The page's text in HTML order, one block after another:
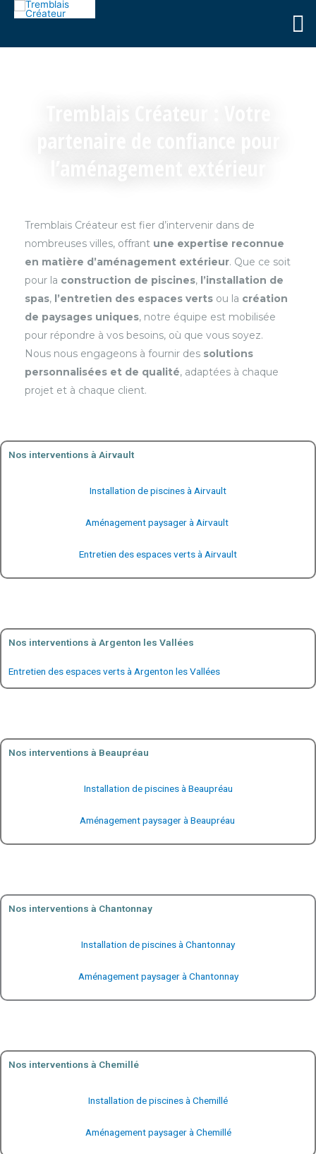
Tremblais Créateur est fier d’intervenir dans de
nombreuses villes, offrant une expertise reconnue
en matière d’aménagement extérieur. Que ce soit
pour la construction de piscines, l’installation de
spas, l’entretien des espaces verts ou la création
de paysages uniques, notre équipe est mobilisée
pour répondre à vos besoins, où que vous soyez.
Nous nous engageons à fournir des solutions
personnalisées et de qualité, adaptées à chaque
projet et à chaque client.
Nos interventions à Airvault
Installation de piscines à Airvault
Aménagement paysager à Airvault
Entretien des espaces verts à Airvault
Nos interventions à Argenton les Vallées
Entretien des espaces verts à Argenton les Vallées
Nos interventions à Beaupréau
Installation de piscines à Beaupréau
Aménagement paysager à Beaupréau
Nos interventions à Chantonnay
Installation de piscines à Chantonnay
Aménagement paysager à Chantonnay
Nos interventions à Chemillé
Installation de piscines à Chemillé
Aménagement paysager à Chemillé